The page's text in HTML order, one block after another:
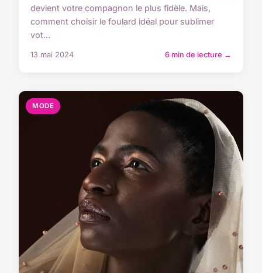
devient votre compagnon le plus fidèle. Mais,
comment choisir le foulard idéal pour sublimer
vot...
13 mai 2024 6 min de lecture →
MODE